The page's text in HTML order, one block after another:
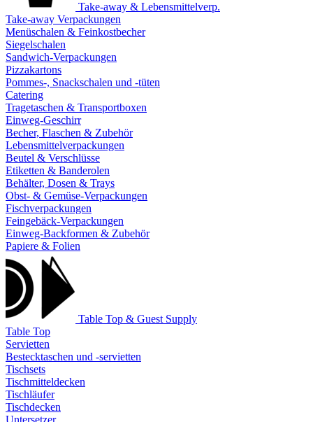
Take-away & Lebensmittelverp.
Take-away Verpackungen
Menüschalen & Feinkostbecher
Siegelschalen
Sandwich-Verpackungen
Pizzakartons
Pommes-, Snackschalen und -tüten
Catering
Tragetaschen & Transportboxen
Einweg-Geschirr
Becher, Flaschen & Zubehör
Lebensmittelverpackungen
Beutel & Verschlüsse
Etiketten & Banderolen
Behälter, Dosen & Trays
Obst- & Gemüse-Verpackungen
Fischverpackungen
Feingebäck-Verpackungen
Einweg-Backformen & Zubehör
Papiere & Folien
Table Top & Guest Supply
Table Top
Servietten
Bestecktaschen und -servietten
Tischsets
Tischmitteldecken
Tischläufer
Tischdecken